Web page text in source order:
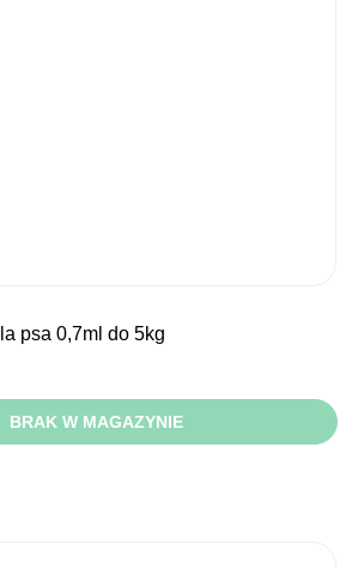
psa 0,7ml do 5kg
BRAK W MAGAZYNIE